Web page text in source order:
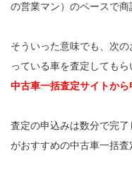
の営業マン）のペースで商
そういった意味でも、次
っている車を査定してもら
中古車一括査定サイトか
査定の申込みは数分で完
がおすすめの中古車一括査